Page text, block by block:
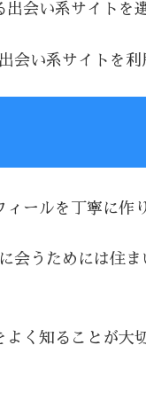
会い系サイトを
い系サイトを利
ールを丁寧に作
うためには住
く知ることが